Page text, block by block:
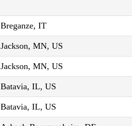
Breganze, IT
Jackson, MN, US
Jackson, MN, US
Batavia, IL, US
Batavia, IL, US